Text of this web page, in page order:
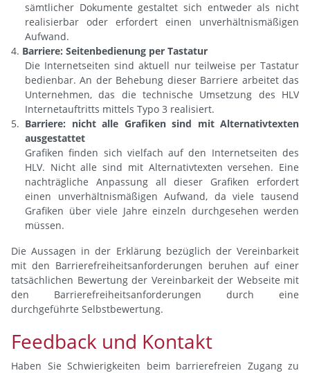
sämtlicher Dokumente gestaltet sich entweder als nicht
realisierbar oder erfordert einen unverhältnismäßigen
Aufwand.
Barriere: Seitenbedienung per Tastatur
Die Internetseiten sind aktuell nur teilweise per Tastatur
bedienbar. An der Behebung dieser Barriere arbeitet das
Unternehmen, das die technische Umsetzung des HLV
Internetauftritts mittels Typo 3 realisiert.
Barriere: nicht alle Grafiken sind mit Alternativtexten
ausgestattet
Grafiken finden sich vielfach auf den Internetseiten des
HLV. Nicht alle sind mit Alternativtexten versehen. Eine
nachträgliche Anpassung all dieser Grafiken erfordert
einen unverhältnismäßigen Aufwand, da viele tausend
Grafiken über viele Jahre einzeln durchgesehen werden
müssen.
Die Aussagen in der Erklärung bezüglich der Vereinbarkeit
mit den Barrierefreiheitsanforderungen beruhen auf einer
tatsächlichen Bewertung der Vereinbarkeit der Webseite mit
den Barrierefreiheitsanforderungen durch eine
durchgeführte Selbstbewertung.
Feedback und Kontakt
Haben Sie Schwierigkeiten beim barrierefreien Zugang zu